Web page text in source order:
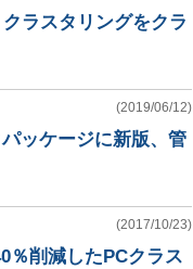
ラスタリングをクラ
(2019/06/12)
ッケージに新版、管
(2017/10/23)
％削減したPCクラス